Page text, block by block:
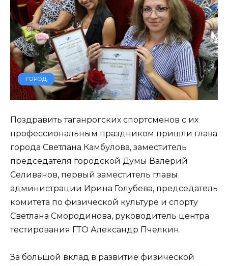
ГОРОД
Поздравить таганрогских спортсменов с их
профессиональным праздником пришли глава
города Светлана Камбулова, заместитель
председателя городской Думы Валерий
Селиванов, первый заместитель главы
администрации Ирина Голубева, председатель
комитета по физической культуре и спорту
Светлана Смородинова, руководитель центра
тестирования ГТО Александр Пчелкин.
За большой вклад в развитие физической